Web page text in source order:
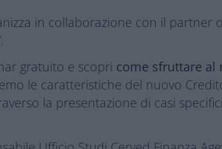
in collaborazione con il partner
gratuito e scopri come sfruttare al
le caratteristiche del nuovo
la presentazione di casi